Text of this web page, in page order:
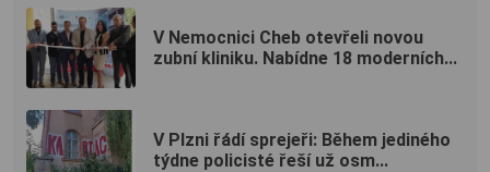
V Nemocnici Cheb otevřeli novou
zubní kliniku. Nabídne 18 moderních...
V Plzni řádí sprejeři: Během jediného
týdne policisté řeší už osm...